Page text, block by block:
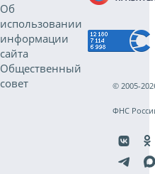
Об
использовании
информации
сайта
Общественный
совет
© 2005-
ФНС